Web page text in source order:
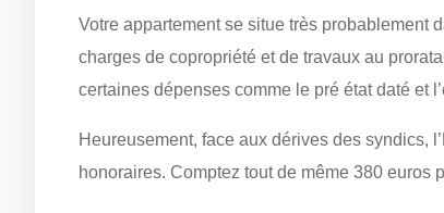
Votre appartement se situe très probablement
charges de copropriété et de travaux au
certaines dépenses comme le pré état daté et
Heureusement, face aux dérives des syndics,
honoraires. Comptez tout de même 380 euros